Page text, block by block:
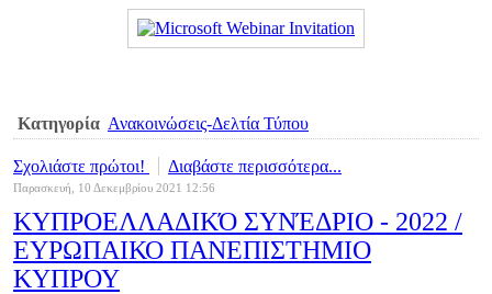
Κατηγορία Ανακοινώσεις-Δελτία Τύπου
Σχολιάστε πρώτοι! Διαβάστε περισσότερα...
Παρασκευή, 10 Δεκεμβρίου 2021 12:56
ΚΥΠΡΟΕΛΛΑΔΙΚΌ ΣΥΝΈΔΡΙΟ - 2022 /
ΕΥΡΩΠΑΙΚΟ ΠΑΝΕΠΙΣΤΗΜΙΟ
ΚΥΠΡΟΥ